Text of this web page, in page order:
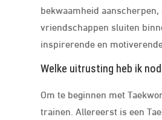
bekwaamheid
vriendschappen sluiten
inspirerende en
Welke uitrusting heb ik
Om te beginnen met
trainen. Allereerst is een